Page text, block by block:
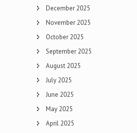
December 2025
November 2025
October 2025
September 2025
August 2025
July 2025
June 2025
May 2025
April 2025